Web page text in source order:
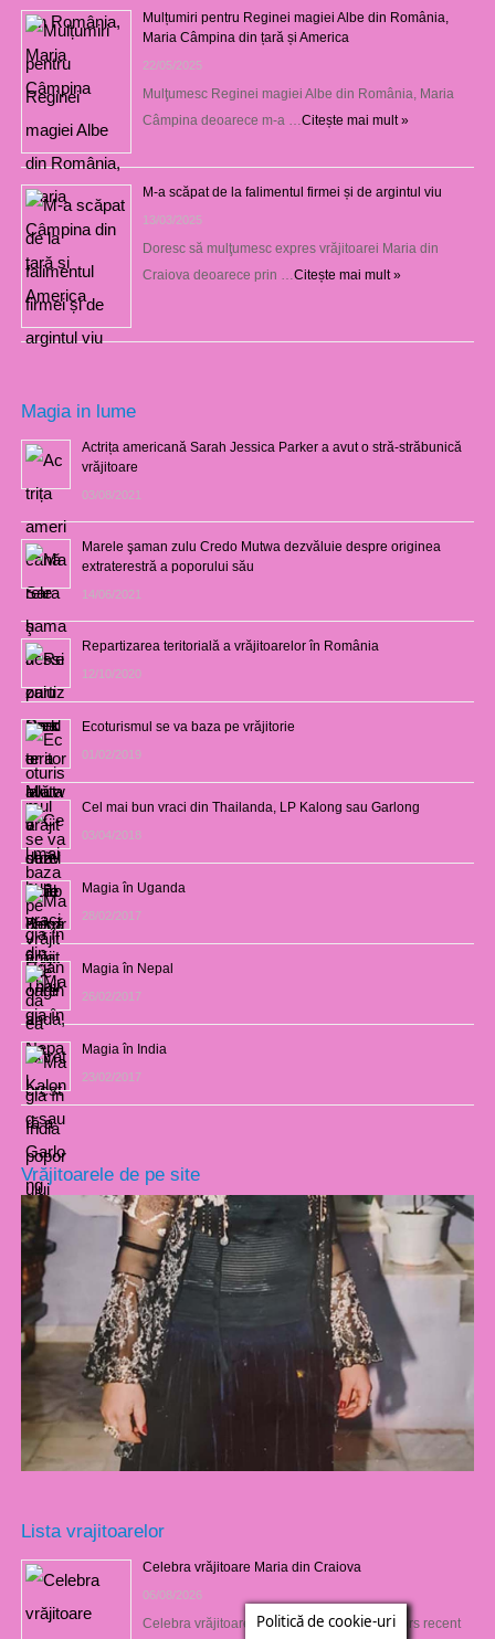
Mulțumiri pentru Reginei magiei Albe din România,
Maria Câmpina din țară și America
22/05/2025
Mulţumesc Reginei magiei Albe din România, Maria
Câmpina deoarece m-a … Citește mai mult »
M-a scăpat de la falimentul firmei și de argintul viu
13/03/2025
Doresc să mulţumesc expres vrăjitoarei Maria din
Craiova deoarece prin … Citește mai mult »
Magia in lume
Actrița americană Sarah Jessica Parker a avut o stră-străbunică
vrăjitoare
03/08/2021
Marele şaman zulu Credo Mutwa dezvăluie despre originea
extraterestră a poporului său
14/06/2021
Repartizarea teritorială a vrăjitoarelor în România
12/10/2020
Ecoturismul se va baza pe vrăjitorie
01/02/2019
Cel mai bun vraci din Thailanda, LP Kalong sau Garlong
03/04/2018
Magia în Uganda
28/02/2017
Magia în Nepal
26/02/2017
Magia în India
23/02/2017
Vrăjitoarele de pe site
Lista vrajitoarelor
Celebra vrăjitoare Maria din Craiova
06/08/2026
Celebra vrăjitoare Maria din Craiova s-a întors recent
Politică de cookie-uri